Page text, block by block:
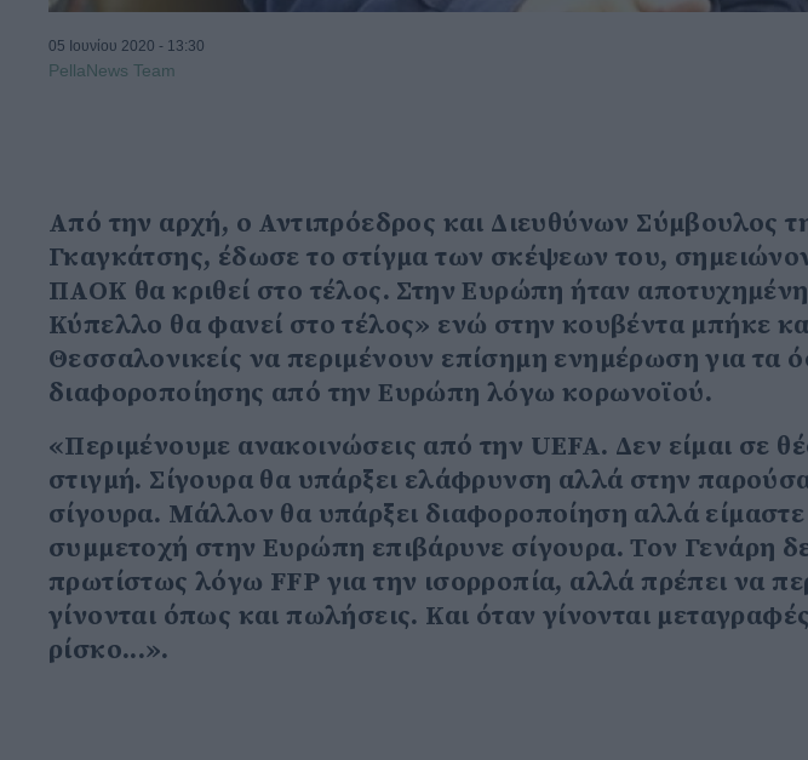
05 Ιουνίου 2020 - 13:30
PellaNews Team
Από την αρχή, ο Αντιπρόεδρος και Διευθύνων
Γκαγκάτσης, έδωσε το στίγμα των σκέψεων του,
ΠΑΟΚ θα κριθεί στο τέλος. Στην Ευρώπη ήταν
Κύπελλο θα φανεί στο τέλος» ενώ στην κουβέντα μπήκε
Θεσσαλονικείς να περιμένουν επίσημη ενημέρωση για τα
διαφοροποίησης από την Ευρώπη λόγω κορωνοϊού.
«Περιμένουμε ανακοινώσεις από την UEFA. Δεν είμαι σε
στιγμή. Σίγουρα θα υπάρξει ελάφρυνση αλλά στην
σίγουρα. Mάλλον θα υπάρξει διαφοροποίηση αλλά
συμμετοχή στην Ευρώπη επιβάρυνε σίγουρα. Τον Γενάρη
πρωτίστως λόγω FFP για την ισορροπία, αλλά πρέπει να
γίνονται όπως και πωλήσεις. Και όταν γίνονται
ρίσκο...».